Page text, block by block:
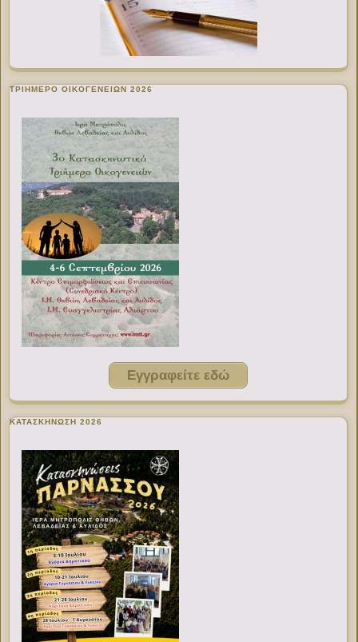
ΤΡΙΗΜΕΡΟ ΟΙΚΟΓΕΝΕΙΩΝ 2026
Εγγραφείτε εδώ
ΚΑΤΑΣΚΗΝΩΣΗ 2026